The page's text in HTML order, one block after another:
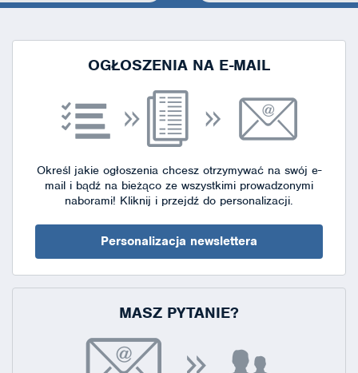
na górę
OGŁOSZENIA NA E-MAIL
Określ jakie ogłoszenia chcesz otrzymywać na swój e-
mail i bądź na bieżąco ze wszystkimi prowadzonymi
naborami! Kliknij i przejdź do personalizacji.
Personalizacja newslettera
MASZ PYTANIE?